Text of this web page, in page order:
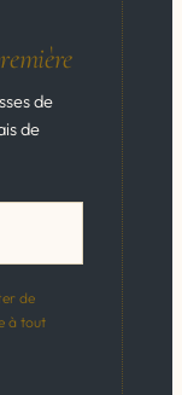
de
de
de
à tout